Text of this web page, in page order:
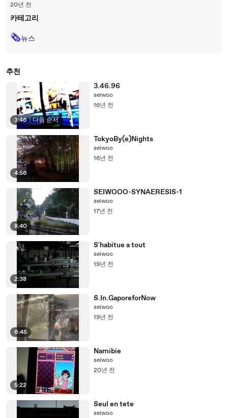
20년 전
카테고리
🗞뉴스
추천
3:46 | 다음 순서
3.46.96
seiwoo
16년 전
4:56
TokyoBy(e)Nights
seiwoo
16년 전
8:40
SEIWOOO-SYNAERESIS-1
seiwoo
17년 전
2:38
S'habitue a tout
seiwoo
19년 전
6:45
S.In.GaporeforNow
seiwoo
19년 전
5:22
Namibie
seiwoo
20년 전
Seul en tete
seiwoo